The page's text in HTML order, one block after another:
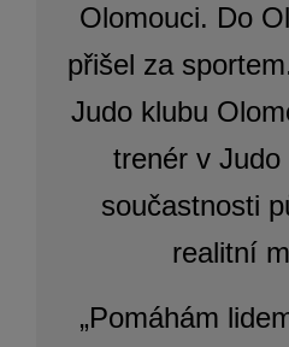
Olomouci. Do
přišel za
Judo klubu
trenér v
součastnosti p
realitní
„Pomáhám